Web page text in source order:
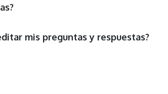
mis preguntas y respuestas?